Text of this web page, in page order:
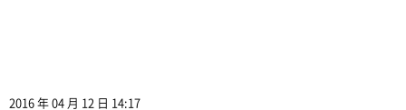
2016 年 04 月 12 日 14:17